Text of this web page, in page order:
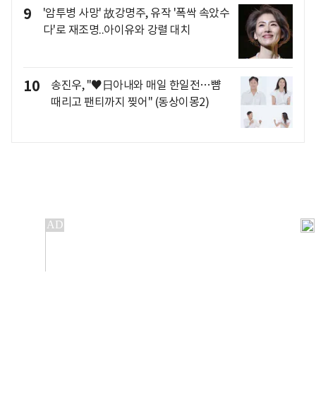
9
'암투병 사망' 故강명주, 유작 '폭싹 속았수
다'로 재조명..아이유와 강렬 대치
10
송진우, "♥日아내와 매일 한일전…뺨
때리고 팬티까지 찢어" (동상이몽2)